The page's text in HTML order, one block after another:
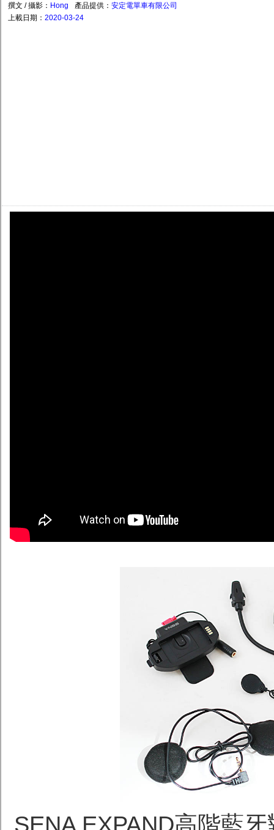
撰文 / 攝影： Hong 產品提供： 安定電單車有限公司
上載日期： 2020-03-24
SENA EXPAND高階藍